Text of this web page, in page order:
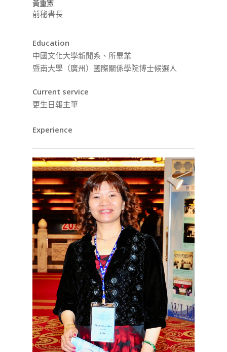
黃重憲
前秘書長
Education
中國文化大學新聞系、所畢業
暨南大學（廣州）國際關係學院博士候選人
Current service
更生日報主筆
Experience